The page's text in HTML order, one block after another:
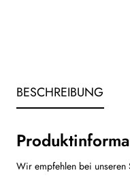
BESCHREIBUNG
Wir empfehlen bei